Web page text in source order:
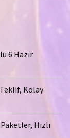
6 Hazır
Kolay
Hızlı